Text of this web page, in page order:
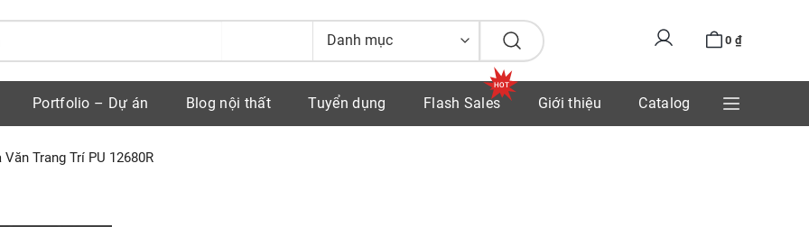
0 ₫
Portfolio – Dự án Blog nội thất Tuyển dụng Flash Sales Giới thiệu Catalog
Văn Trang Trí PU 12680R